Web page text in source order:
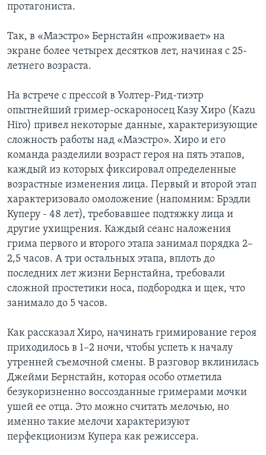
протагониста.
Так, в «Маэстро» Бернстайн «проживает» на
экране более четырех десятков лет, начиная с 25-
летнего возраста.
На встрече с прессой в Уолтер-Рид-тиэтр
опытнейший гример-оскароносец Казу Хиро (Kazu
Hiro) привел некоторые данные, характеризующие
сложность работы над «Маэстро». Хиро и его
команда разделили возраст героя на пять этапов,
каждый из которых фиксировал определенные
возрастные изменения лица. Первый и второй этап
характеризовало омоложение (напомним: Брэдли
Куперу - 48 лет), требовавшее подтяжку лица и
другие ухищрения. Каждый сеанс наложения
грима первого и второго этапа занимал порядка 2–
2,5 часов. А три остальных этапа, вплоть до
последних лет жизни Бернстайна, требовали
сложной простетики носа, подбородка и щек, что
занимало до 5 часов.
Как рассказал Хиро, начинать гримирование героя
приходилось в 1–2 ночи, чтобы успеть к началу
утренней съемочной смены. В разговор вклинилась
Джейми Бернстайн, которая особо отметила
безукоризненно воссозданные гримерами мочки
ушей ее отца. Это можно считать мелочью, но
именно такие мелочи характеризуют
перфекционизм Купера как режиссера.